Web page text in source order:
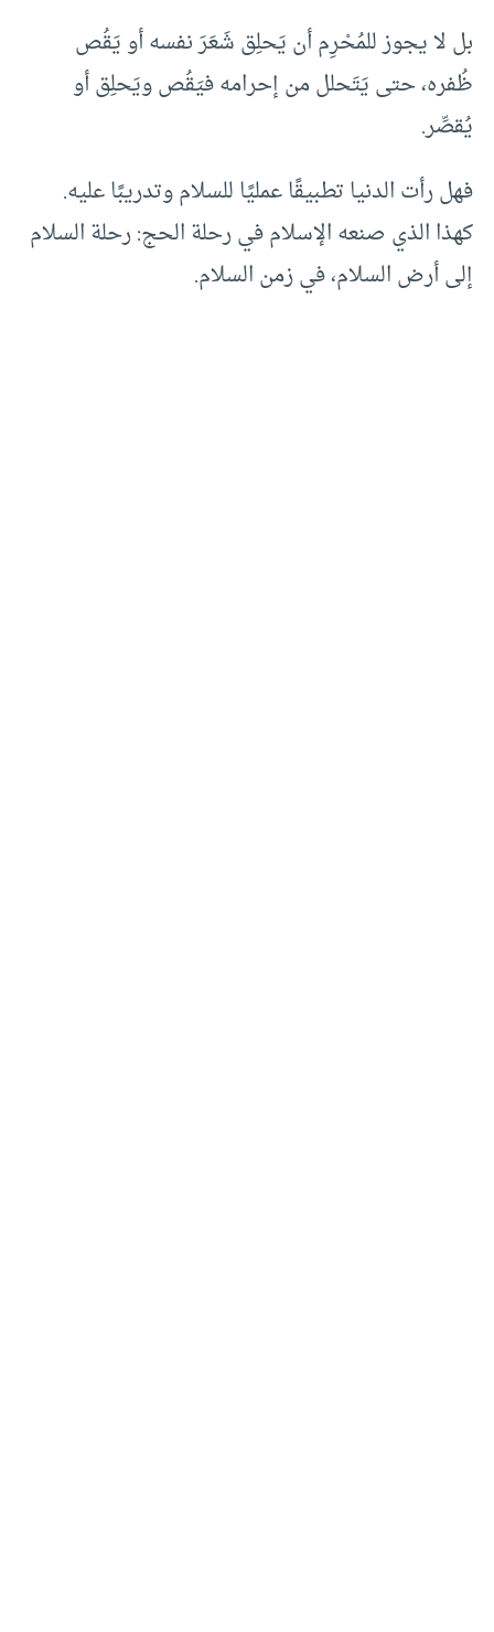
بل لا يجوز للمُحْرِم أن يَحلِق شَعَرَ نفسه أو يَقُص
ظُفره، حتى يَتَحلل من إحرامه فيَقُص ويَحلِق أو
يُقصِّر.
فهل رأت الدنيا تطبيقًا عمليًا للسلام وتدريبًا عليه.
كهذا الذي صنعه الإسلام في رحلة الحج: رحلة السلام
إلى أرض السلام، في زمن السلام.